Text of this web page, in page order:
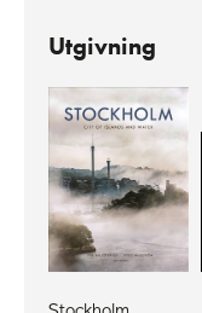
Utgivning